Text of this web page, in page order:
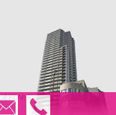
和All Rights Reserved.